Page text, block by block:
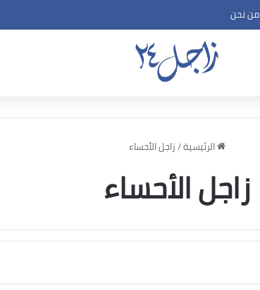
من نحن
الرئيسية/زاجل الأحساء
زاجل الأحساء